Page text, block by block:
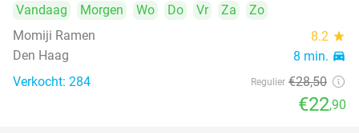
Vandaag Morgen Wo Do Vr Za
Zo
Momiji Ramen
8.2 star
Den Haag 8 min. directions_car
Verkocht: 284 Regulier €28,50
€22,90